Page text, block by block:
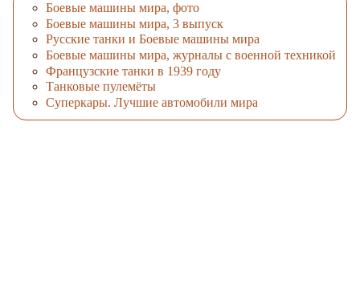
Боевые машины мира, фото
Боевые машины мира, 3 выпуск
Русские танки и Боевые машины мира
Боевые машины мира, журналы с военной техникой
Французские танки в 1939 году
Танковые пулемёты
Суперкары. Лучшие автомобили мира